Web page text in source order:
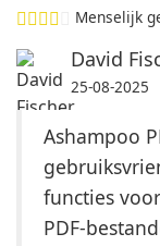
Menselijk
David
25-08-2025
Ashampoo
functies
PDF-